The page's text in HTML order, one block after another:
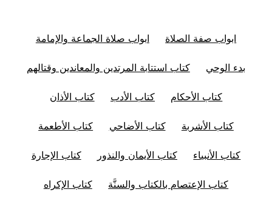
ابواب صفة الصلاة ابواب صلاة الجماعة والإمامة
بدء الوحي كتاب استتابة المرتدين والمعاندين وقتالهم
كتاب الأحكام كتاب الأدب كتاب الأذان
كتاب الأشربة كتاب الأضاحي كتاب الأطعمة
كتاب الأنبياء كتاب الأيمان والنذور كتاب الإجارة
كتاب الإعتصام بالكتاب والسنَّة كتاب الإكراه